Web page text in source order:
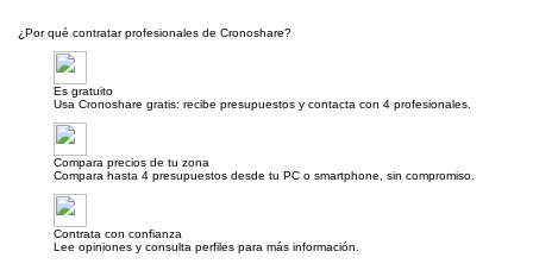
¿Por qué contratar profesionales de Cronoshare?
Es gratuito
Usa Cronoshare gratis: recibe presupuestos y contacta con 4 profesionales.
Compara precios de tu zona
Compara hasta 4 presupuestos desde tu PC o smartphone, sin compromiso.
Contrata con confianza
Lee opiniones y consulta perfiles para más información.